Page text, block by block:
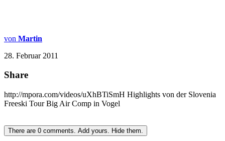
von Martin
28. Februar 2011
Share
http://mpora.com/videos/uXhBTiSmH Highlights von der Slovenia
Freeski Tour Big Air Comp in Vogel
There are 0 comments. Add yours. Hide them.